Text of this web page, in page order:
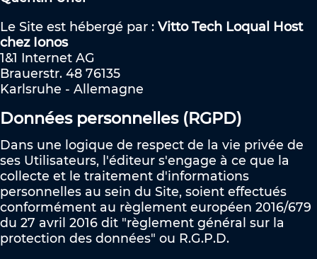
Le Site est hébergé par : Vitto Tech Loqual Host
chez Ionos
1&1 Internet AG
Brauerstr. 48 76135
Karlsruhe - Allemagne
Données personnelles (RGPD)
Dans une logique de respect de la vie privée de
ses Utilisateurs, l'éditeur s'engage à ce que la
collecte et le traitement d'informations
personnelles au sein du Site, soient effectués
conformément au règlement européen 2016/679
du 27 avril 2016 dit "règlement général sur la
protection des données" ou R.G.P.D.